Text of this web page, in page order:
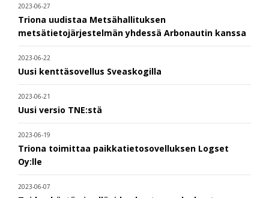
2023-06-27
Triona uudistaa Metsähallituksen
metsätietojärjestelmän yhdessä Arbonautin kanssa
2023-06-22
Uusi kenttäsovellus Sveaskogilla
2023-06-21
Uusi versio TNE:stä
2023-06-19
Triona toimittaa paikkatietosovelluksen Logset
Oy:lle
2023-06-07